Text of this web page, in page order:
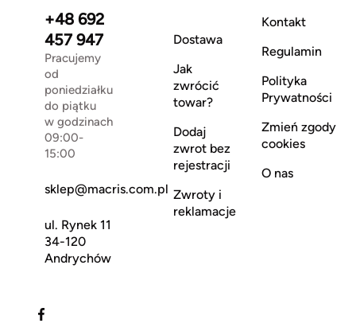
+48 692
457 947
Pracujemy
od
poniedziałku
do piątku
w godzinach
09:00-
15:00
sklep@macris.com.pl
ul. Rynek 11
34-120
Andrychów
Dostawa
Jak
zwrócić
towar?
Dodaj
zwrot bez
rejestracji
Zwroty i
reklamacje
Kontakt
Regulamin
Polityka
Prywatności
Zmień zgody
cookies
O nas